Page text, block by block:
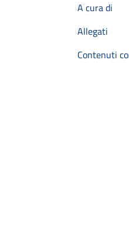
A cura di
Allegati
Contenuti